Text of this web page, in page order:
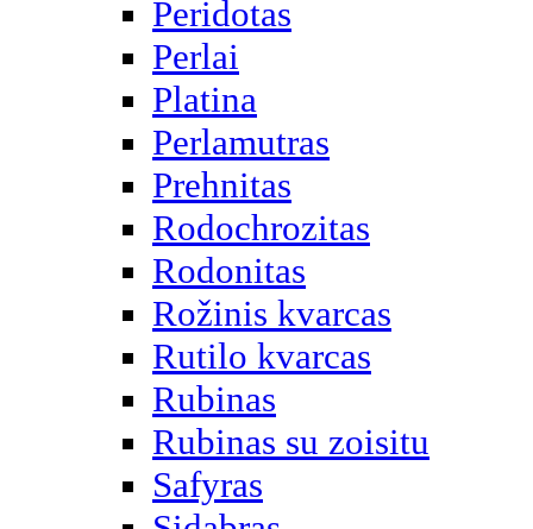
Peridotas
Perlai
Platina
Perlamutras
Prehnitas
Rodochrozitas
Rodonitas
Rožinis kvarcas
Rutilo kvarcas
Rubinas
Rubinas su zoisitu
Safyras